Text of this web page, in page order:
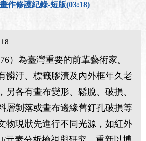
作修護紀錄-短版(03:18)
）為臺灣重要的前輩藝術家。
髒汙、標籤膠漬及內外框年久老
另各有畫布變形、鬆脫、破損、
層剝落或畫布邊緣舊釘孔破損等
物現狀先進行不同光源，如紅外